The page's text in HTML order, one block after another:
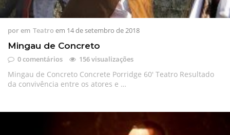
porem Teatro em 14 de setembro de 2018
Mingau de Concreto
0 comentários 156 visualizações
Mingau de Concreto Concrete Porridge 60′ Teatro Resultado
da convivência entre os atores e …